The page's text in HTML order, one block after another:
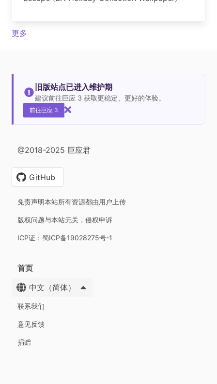
更多
旧版站点已进入维护期
建议前往巨应 3 获取更稳定、更好的体验。
前往巨应 3
@2018-2025 巨应君
GitHub
免责声明本站所有资源都由用户上传
版权问题与本站无关，侵权申诉
ICP证：蜀ICP备19028275号-1
首页
中文（简体）
联系我们
意见反馈
捐赠